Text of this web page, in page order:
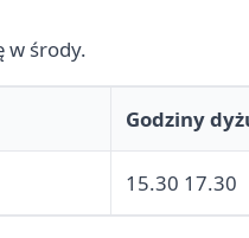
w środy.
Godziny
15.30 17.30